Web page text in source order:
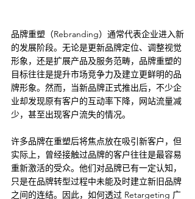
品牌重塑（Rebranding）通常代表企业进入新
的发展阶段。无论是更新品牌定位、调整视觉
形象，还是扩展产品及服务范畴，品牌重塑的
目标往往是提升市场竞争力及建立更鲜明的品
牌形象。然而，当新品牌正式推出后，不少企
业却发现原有客户的互动率下降，网站流量减
少，甚至出现客户流失的情况。
许多品牌在重塑后将焦点放在吸引新客户，但
实际上，曾经接触过品牌的客户往往是最容易
重新激活的受众。他们对品牌已有一定认知，
只是在品牌转型过程中未能及时建立新旧品牌
之间的连结。因此，如何透过 Retargeting 广